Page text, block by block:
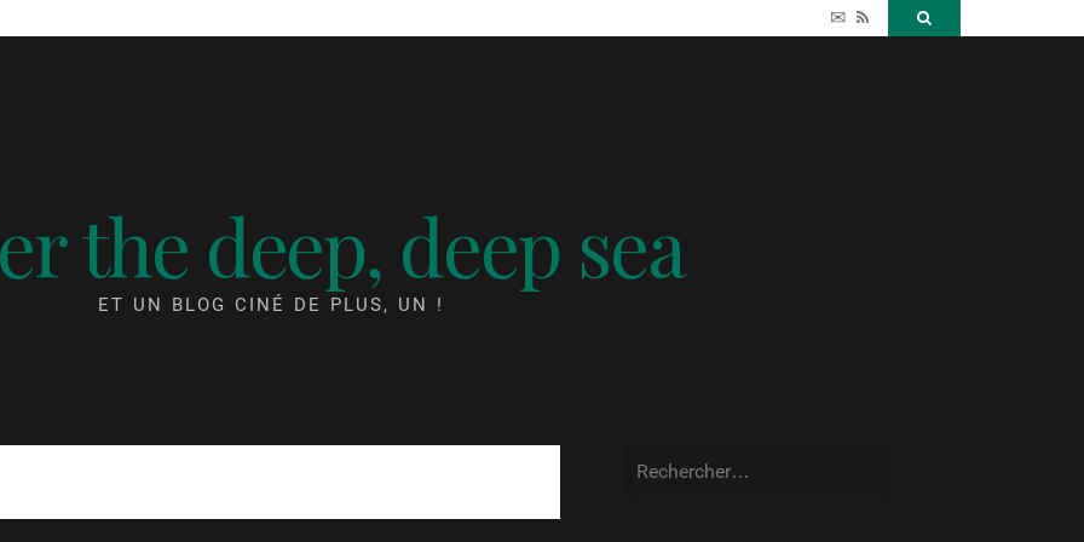
✉ RSS
the deep, deep sea
ET UN BLOG CINÉ DE PLUS, UN !